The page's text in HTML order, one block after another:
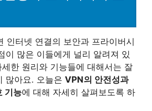
인터넷 연결의 보안과 프라이버시
이 많은 이들에게 널리 알려져 있
한 원리와 기능들에 대해서는 잘
많아요. 오늘은 VPN의 안전성과
기능에 대해 자세히 살펴보도록 하